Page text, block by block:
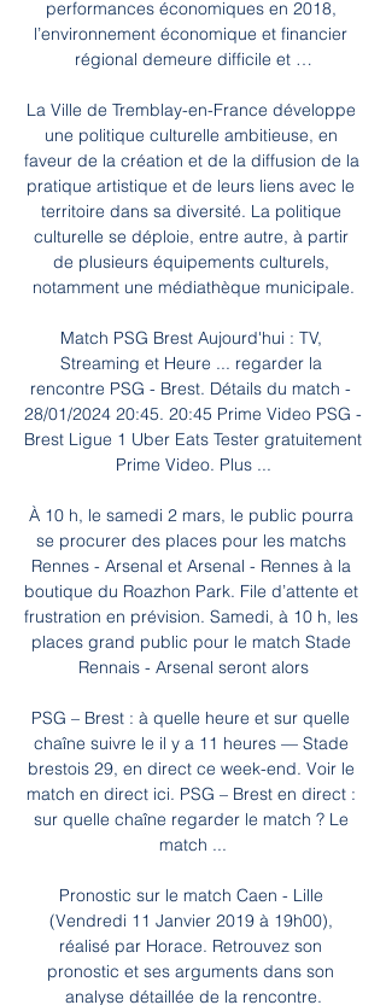
performances économiques en 2018,
l’environnement économique et financier
régional demeure difficile et …
La Ville de Tremblay-en-France développe
une politique culturelle ambitieuse, en
faveur de la création et de la diffusion de la
pratique artistique et de leurs liens avec le
territoire dans sa diversité. La politique
culturelle se déploie, entre autre, à partir
de plusieurs équipements culturels,
notamment une médiathèque municipale.
Match PSG Brest Aujourd'hui : TV,
Streaming et Heure ... regarder la
rencontre PSG - Brest. Détails du match -
28/01/2024 20:45. 20:45 Prime Video PSG -
Brest Ligue 1 Uber Eats Tester gratuitement
Prime Video. Plus ...
À 10 h, le samedi 2 mars, le public pourra
se procurer des places pour les matchs
Rennes - Arsenal et Arsenal - Rennes à la
boutique du Roazhon Park. File d’attente et
frustration en prévision. Samedi, à 10 h, les
places grand public pour le match Stade
Rennais - Arsenal seront alors
PSG – Brest : à quelle heure et sur quelle
chaîne suivre le il y a 11 heures — Stade
brestois 29, en direct ce week-end. Voir le
match en direct ici. PSG – Brest en direct :
sur quelle chaîne regarder le match ? Le
match ...
Pronostic sur le match Caen - Lille
(Vendredi 11 Janvier 2019 à 19h00),
réalisé par Horace. Retrouvez son
pronostic et ses arguments dans son
analyse détaillée de la rencontre.